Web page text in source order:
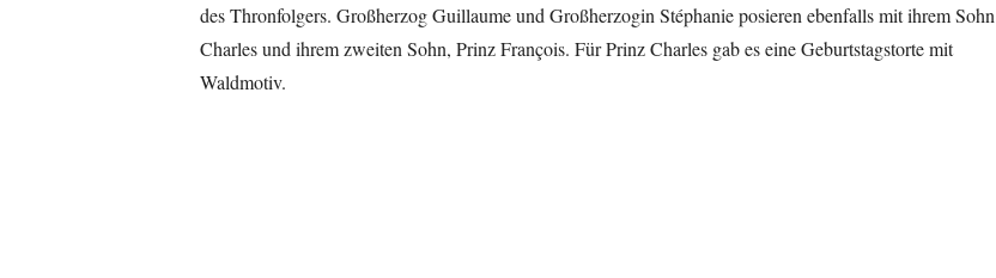
des Thronfolgers. Großherzog Guillaume und Großherzogin Stéphanie posieren ebenfalls mit ihrem Sohn
Charles und ihrem zweiten Sohn, Prinz François. Für Prinz Charles gab es eine Geburtstagstorte mit
Waldmotiv.